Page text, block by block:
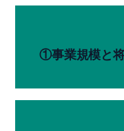
①事業規模と